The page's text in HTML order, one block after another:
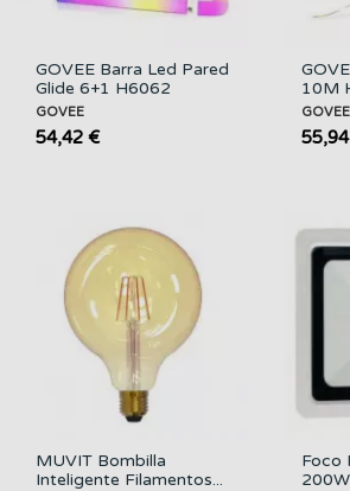
GOVEE Barra Led Pared
Glide 6+1 H6062
GOVEE
54,42 €
10M
GOVEE
MUVIT Bombilla
Inteligente Filamentos...
Foco